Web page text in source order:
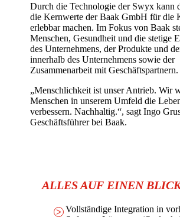
Durch die Technologie der Swyx kann
die Kernwerte der Baak GmbH für die
erlebbar machen. Im Fokus von Baak
Menschen, Gesundheit und die stetige
des Unternehmens, der Produkte und
innerhalb des Unternehmens sowie der
Zusammenarbeit mit Geschäftspartnern.
„Menschlichkeit ist unser Antrieb. Wir
Menschen in unserem Umfeld die
verbessern. Nachhaltig.“, sagt Ingo
Geschäftsführer bei Baak.
ALLES AUF EINEN
Vollständige Integration in